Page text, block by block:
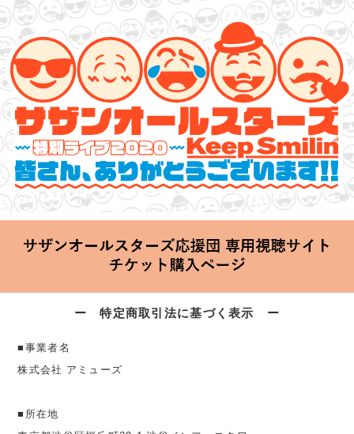
サザンオールスターズ 特別ライブ 2020
2020.06.25 Thu 20:00 Start at 横浜アリーナ
ー 特定商取引法に基づく表示 ー
■事業者名
株式会社 アミューズ
■所在地